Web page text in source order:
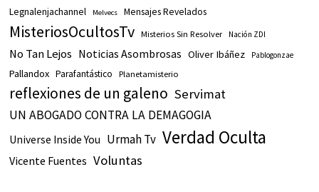
Legnalenjachannel Melvecs Mensajes Revelados
MisteriosOcultosTv Misterios Sin Resolver Nación ZDI
No Tan Lejos Noticias Asombrosas Oliver Ibáñez Pablogonzae
Pallandox Parafantástico Planetamisterio
reflexiones de un galeno Servimat
UN ABOGADO CONTRA LA DEMAGOGIA
Universe Inside You Urmah Tv Verdad Oculta
Vicente Fuentes Voluntas